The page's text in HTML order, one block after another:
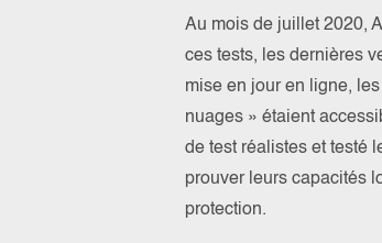
Au mois de juillet 2020,
ces tests, les dernières
mise en jour en ligne,
nuages » étaient
de test réalistes et testé
prouver leurs capacités
protection.